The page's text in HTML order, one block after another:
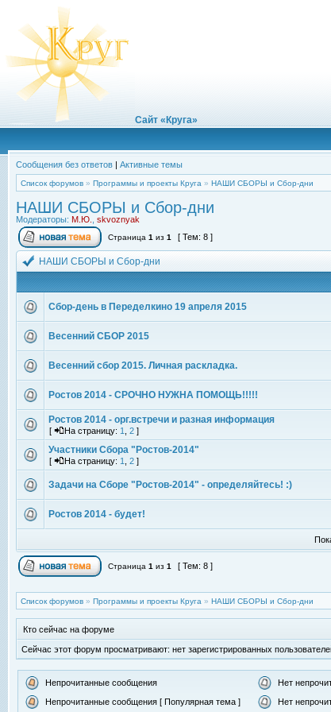
Сайт «Круга»
Сообщения без ответов | Активные темы
Список форумов » Программы и проекты Круга » НАШИ СБОРЫ и Сбор-дни
НАШИ СБОРЫ и Сбор-дни
Модераторы: М.Ю. skvoznyak
Страница 1 из 1 [ Тем: 8 ]
НАШИ СБОРЫ и Сбор-дни
Сбор-день в Переделкино 19 апреля 2015
Весенний СБОР 2015
Весенний сбор 2015. Личная раскладка.
Ростов 2014 - СРОЧНО НУЖНА ПОМОЩЬ!!!!!
Ростов 2014 - орг.встречи и разная информация
[ На страницу: 1 2 ]
Участники Сбора "Ростов-2014"
[ На страницу: 1 2 ]
Задачи на Сборе "Ростов-2014" - определяйтесь! :)
Ростов 2014 - будет!
Страница 1 из 1 [ Тем: 8 ]
Список форумов » Программы и проекты Круга » НАШИ СБОРЫ и Сбор-дни
Кто сейчас на форуме
Сейчас этот форум просматривают: нет зарегистрированных
Непрочитанные сообщения Нет
Непрочитанные сообщения [ Популярная тема ]
Нет